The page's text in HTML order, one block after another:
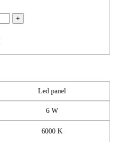
+
Led panel
6 W
6000 K